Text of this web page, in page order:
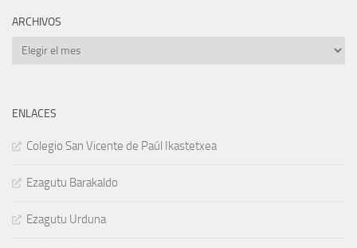
ARCHIVOS
Archivos
ENLACES
Colegio San Vicente de Paúl Ikastetxea
Ezagutu Barakaldo
Ezagutu Urduna